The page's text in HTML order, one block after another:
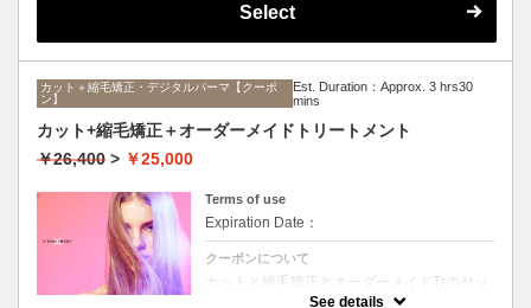
Select
カット＋縮毛矯正・デジタルパーマ【クーポ
ン】
Est. Duration：Approx. 3 hrs30
mins
カット+縮毛矯正＋オーダーメイドトリートメント
￥26,400 > ￥25,000
Terms of use
Expiration Date：
クーポンについて
カットと縮毛矯正とオーダーメイドTrのセッ
トメニュー。髪質や状態に合わせて薬剤選定
See details